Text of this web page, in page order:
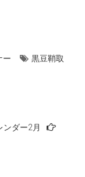
ー
黒豆鞘取
ンダー2月